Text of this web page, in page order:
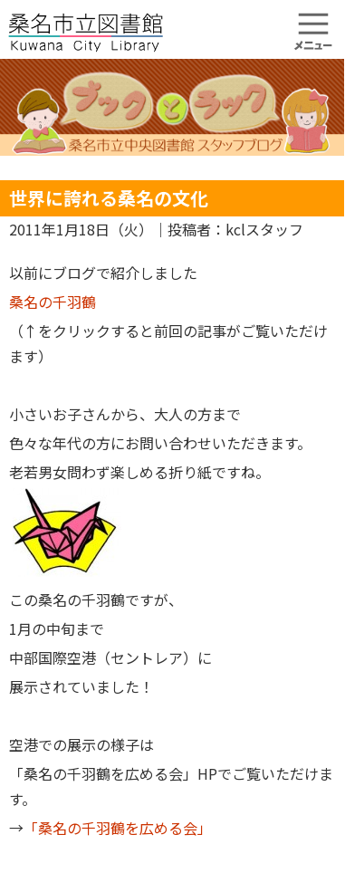
世界に誇れる桑名の文化
2011年1月18日（火）
｜投稿者：kclスタッフ
以前にブログで紹介しました
桑名の千羽鶴
（↑をクリックすると前回の記事がご覧いただけ
ます）
小さいお子さんから、大人の方まで
色々な年代の方にお問い合わせいただきます。
老若男女問わず楽しめる折り紙ですね。
この桑名の千羽鶴ですが、
1月の中旬まで
中部国際空港（セントレア）に
展示されていました！
空港での展示の様子は
「桑名の千羽鶴を広める会」HPでご覧いただけま
す。
→ 「桑名の千羽鶴を広める会」